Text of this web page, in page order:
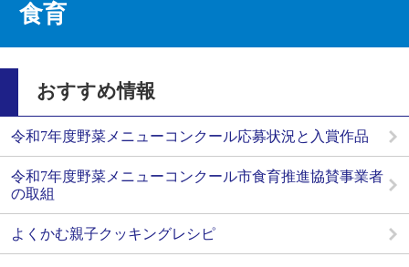
食育
おすすめ情報
令和7年度野菜メニューコンクール応募状況と入賞作品
令和7年度野菜メニューコンクール市食育推進協賛事業者
の取組
よくかむ親子クッキングレシピ